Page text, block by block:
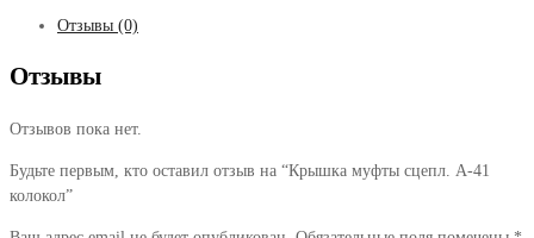
Отзывы (0)
Отзывы
Отзывов пока нет.
Будьте первым, кто оставил отзыв на “Крышка муфты сцепл. А-41
колокол”